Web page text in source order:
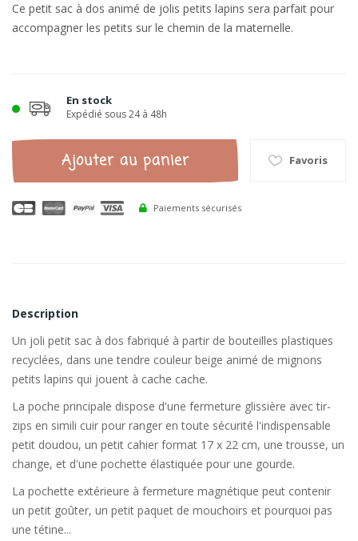
Ce petit sac à dos animé de jolis petits lapins sera parfait pour
accompagner les petits sur le chemin de la maternelle.
En stock
Expédié sous 24 à 48h
Ajouter au panier Favoris
Paiements sécurisés
Description
Un joli petit sac à dos fabriqué à partir de bouteilles plastiques
recyclées, dans une tendre couleur beige animé de mignons
petits lapins qui jouent à cache cache.
La poche principale dispose d'une fermeture glissière avec tir-
zips en simili cuir pour ranger en toute sécurité l'indispensable
petit doudou, un petit cahier format 17 x 22 cm, une trousse, un
change, et d'une pochette élastiquée pour une gourde.
La pochette extérieure à fermeture magnétique peut contenir
un petit goûter, un petit paquet de mouchoirs et pourquoi pas
une tétine...